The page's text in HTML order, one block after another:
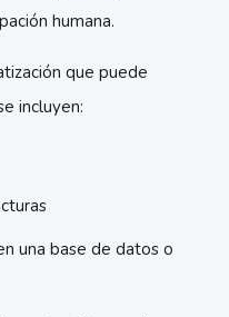
humana.
que puede
incluyen:
una base de datos o